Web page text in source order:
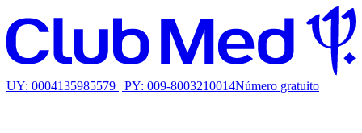
UY: 0004135985579 | PY: 009-8003210014Número gratuito